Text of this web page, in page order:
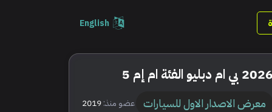
English
بي ام دبليو الفئة ام إم 5
معرض الاصدار الاول للسيارات عضو منذ:2019